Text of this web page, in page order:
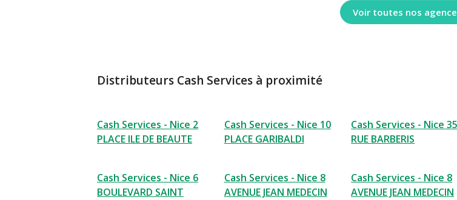
Voir toutes nos
Distributeurs Cash Services à proximité
Cash Services - Nice 2
PLACE ILE DE BEAUTE
Cash Services - Nice 10
PLACE GARIBALDI
Cash Services - Nice 35
RUE BARBERIS
Cash Services - Nice 6
BOULEVARD SAINT
Cash Services - Nice 8
AVENUE JEAN MEDECIN
Cash Services - Nice 8
AVENUE JEAN MEDECIN